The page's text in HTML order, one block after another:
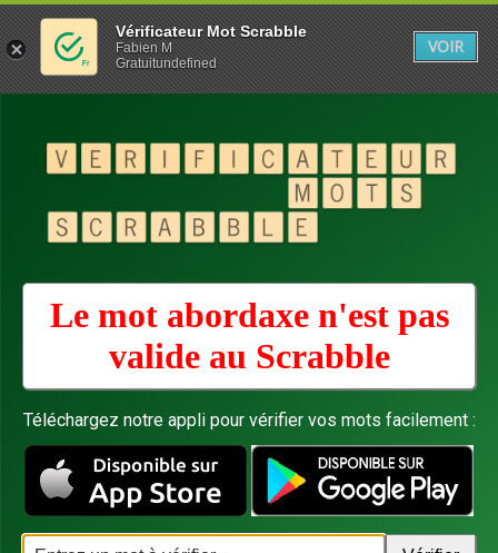
Le mot abordaxe n'est pas
valide au Scrabble
Téléchargez notre appli pour vérifier vos mots facilement :
Vérificateur Mot Scrabble
Fabien M
Gratuitundefined
VOIR